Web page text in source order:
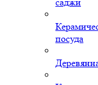
посуда